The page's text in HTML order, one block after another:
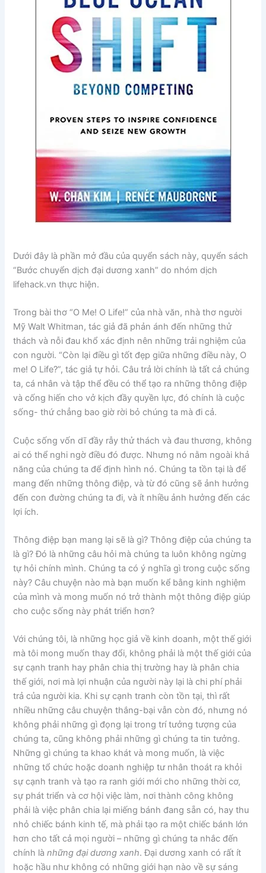
Dưới đây là phần mở đầu của quyển sách này, quyển sách
“Bước chuyển dịch đại dương xanh” do nhóm dịch
lifehack.vn thực hiện.
Trong bài thơ “O Me! O Life!” của nhà văn, nhà thơ người
Mỹ Walt Whitman, tác giả đã phản ánh đến những thử
thách và nỗi đau khổ xác định nên những trải nghiệm của
con người. “Còn lại điều gì tốt đẹp giữa những điều này, O
me! O Life?”, tác giả tự hỏi. Câu trả lời chính là tất cả chúng
ta, cá nhân và tập thể đều có thể tạo ra những thông điệp
và cống hiến cho vở kịch đầy quyền lực, đó chính là cuộc
sống- thứ chẳng bao giờ rời bỏ chúng ta mà đi cả.
Cuộc sống vốn dĩ đầy rẫy thử thách và đau thương, không
ai có thể nghi ngờ điều đó được. Nhưng nó nằm ngoài khả
năng của chúng ta để định hình nó. Chúng ta tồn tại là để
mang đến những thông điệp, và từ đó cũng sẽ ảnh hưởng
đến con đường chúng ta đi, và ít nhiều ảnh hưởng đến các
lợi ích.
Thông điệp bạn mang lại sẽ là gì? Thông điệp của chúng ta
là gì? Đó là những câu hỏi mà chúng ta luôn không ngừng
tự hỏi chính mình. Chúng ta có ý nghĩa gì trong cuộc sống
này? Câu chuyện nào mà bạn muốn kể bằng kinh nghiệm
của mình và mong muốn nó trở thành một thông điệp giúp
cho cuộc sống này phát triển hơn?
Với chúng tôi, là những học giả về kinh doanh, một thế giới
mà tôi mong muốn thay đổi, không phải là một thế giới của
sự cạnh tranh hay phân chia thị trường hay là phân chia
thế giới, nơi mà lợi nhuận của người này lại là chi phí phải
trả của người kia. Khi sự cạnh tranh còn tồn tại, thì rất
nhiều những câu chuyện thắng-bại vẫn còn đó, nhưng nó
không phải những gì đọng lại trong trí tưởng tượng của
chúng ta, cũng không phải những gì chúng ta tin tưởng.
Những gì chúng ta khao khát và mong muốn, là việc
những tổ chức hoặc doanh nghiệp tư nhân thoát ra khỏi
sự cạnh tranh và tạo ra ranh giới mới cho những thời cơ,
sự phát triển và cơ hội việc làm, nơi thành công không
phải là việc phân chia lại miếng bánh đang sẵn có, hay thu
nhỏ chiếc bánh kinh tế, mà phải tạo ra một chiếc bánh lớn
hơn cho tất cả mọi người – những gì chúng ta nhắc đến
chính lànhững đại dương xanh. Đại dương xanh có rất ít
hoặc hầu như không có những giới hạn nào về sự sáng